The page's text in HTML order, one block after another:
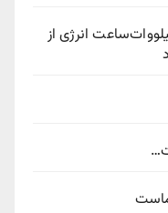
دو میلیون و ۵۰۹ هزار و ۵۵۰ کیلووات‌ساعت انرژی از
ماست